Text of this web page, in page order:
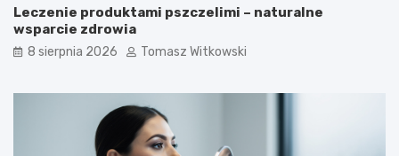
a
j
s
o
Leczenie produktami pszczelimi – naturalne
wsparcie zdrowia
8 sierpnia 2026 Tomasz Witkowski